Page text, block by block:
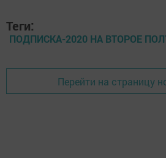
Теги:
ПОДПИСКА-2020 НА ВТОРОЕ
Перейти на страницу